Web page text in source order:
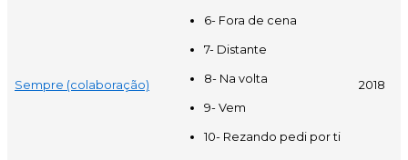
Sempre (colaboração)
6- Fora de cena
7- Distante
8- Na volta
9- Vem
10- Rezando pedi por ti
2018